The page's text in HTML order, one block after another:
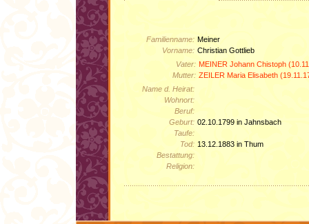
Familienname: Meiner
Vorname: Christian Gottlieb
Vater: MEINER Johann Chistoph
Mutter: ZEILER Maria Elisabeth
Name d. Heirat:
Wohnort:
Beruf:
Geburt: 02.10.1799 in Jahnsbach
Taufe:
Tod: 13.12.1883 in Thum
Bestattung:
Religion: